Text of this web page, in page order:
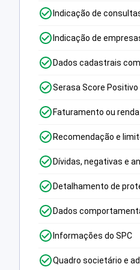
Indicação de
Indicação de
Dados cadastrais
Serasa Score Positivo
Faturamento ou
Recomendação e
Dívidas, negativas e
Detalhamento de
Dados
Informações do SPC
Quadro societário e